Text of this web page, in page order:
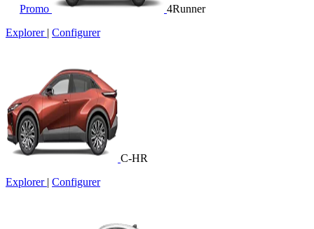
Promo
4Runner
Explorer | Configurer
C-HR
Explorer | Configurer